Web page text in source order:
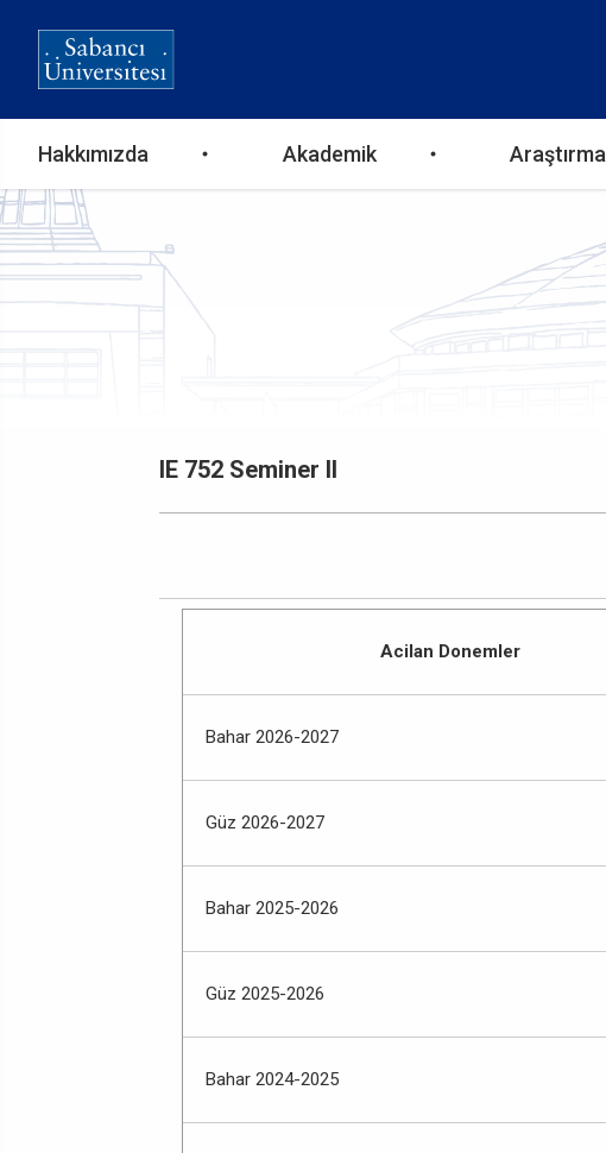
Ana
gezinti
menüsü
Hakkımızda Akademik Araştırma
IE 752 Seminer II
Acilan Donemler
Bahar 2026-2027
Güz 2026-2027
Bahar 2025-2026
Güz 2025-2026
Bahar 2024-2025